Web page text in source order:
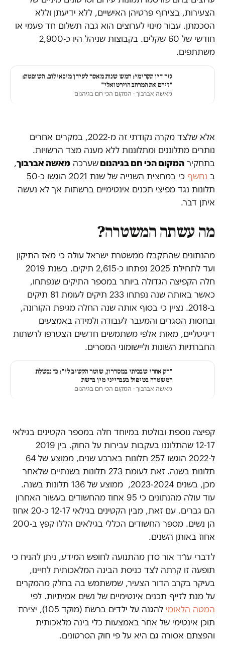
הצעירות, בצירוף פרטיהן האישיים, ללא ידיעתן וללא
הסכמתן. עבור מינוי לערוצים הוא גבה תשלום חד פעמי או
חודשי של 60 שקלים. בקבוצות שניהל היו כ-2,900
משתתפים.
גזר דין תקדימי: חמש שנות מאסר לעידן מיכאילוב. השופטת:
"זיהם את המרחב הוירטואלי"
מאשה אברבוך · המקום הכי חם בגיהנום
אלא שלצד מקרה נקודתי זה מ-2022, במקרים אחרים
נותרים מתלוננים ומתלוננות ללא מענה מצד הרשויות.
בתחקיר המקום הכי חם בגיהנוםשערכה מאשה אברבוך,
ב נחשף
כי במחצית השנייה של שנת 2021 הוגשו כ-50
תלונות נגד מפיצי תכנים אינטימיים ברשתות אך לא נעשה
איתן דבר.
מה עשתה המשטרה?
מהנתונים שהתקבלו ממשטרת ישראל עולה כי מאז התיקון
ועד לתחילת 2025 נפתחו כ-2,615 תיקים. בשנת 2019
חלה הקפיצה הגדולה ביותר במספר התיקים שנפתחו,
כאשר באותה שנה נפתחו 233 תיקים לעומת 81 תיקים
ב-2018. נציין כי בסוף אותה שנה החלה מגיפת הקורונה,
ובחסות הסגרים והמעבר לעבודה ולמידה באמצעים
דיגיטליים, מאות אלפי משתמשים חדשים הצטרפו לרשתות
החברתיות השונות וליישומוני המסרים.
"רק אחרי שבכיתי במסדרון, שוטר הקשיב לי": כך נכשלת
המשטרה בטיפול בעברייני מין ברשת
מאשה אברבוך · המקום הכי חם בגיהנום
קפיצה נוספת ובולטת במיוחד חלה במספר הקטינים בגילאי
12-17 שהתלוננו בעקבות עבירות על החוק. בין 2019
ל-2022 הוגשו 257 תלונות בארבע שנים, ממוצע של 64
תלונות בשנה. זאת לעומת 273 תלונות בשנתיים שלאחר
מכן, בשנים 2023-2024, ממוצע של 136 תלונות בשנה.
עוד עולה מהנתונים כי 95 אחוז מהחשודים בעשור האחרון
הם גברים. עם זאת, מבין הקטינים בגילאי 12-17 כ-20 אחוז
הן נשים. מספר החשודים הכללי בגילאים הללו קפץ ב-200
אחוז באותן השנים.
לדברי עו״ד אור סדן מהתנועה לחופש המידע, ניתן להניח כי
תופעה זו קרתה לצד כניסת הבינה המלאכותית לחיינו,
בעיקר בקרב הדור הצעיר, שמשתמש בה בחלק מהמקרים
על מנת לזייף תכנים אינטימיים של נשים אמיתיות. לפי
המטה הלאומי
להגנה על ילדים ברשת (מוקד 105), יצירת
תוכן אינטימי של אחר באמצעות כלי בינה מלאכותית
והפצתם אסורה גם היא על פי חוק הסרטונים.